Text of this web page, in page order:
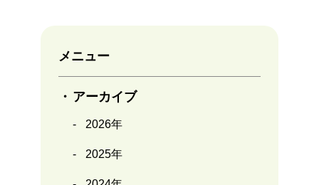
メニュー
アーカイブ
2026年
2025年